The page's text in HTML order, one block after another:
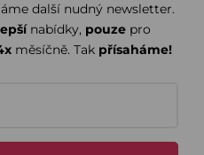
další nudný newsletter.
nabídky, pouze pro
měsíčně. Tak přísaháme!